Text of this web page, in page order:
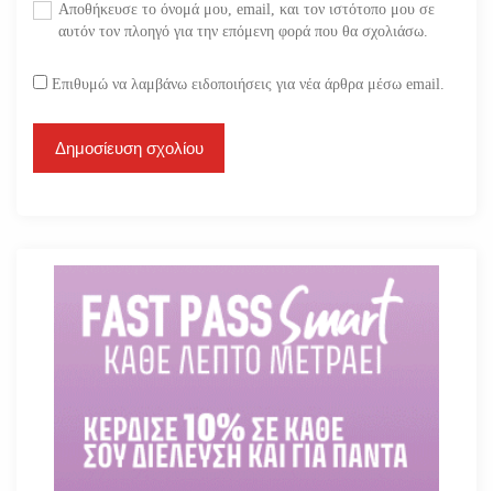
Αποθήκευσε το όνομά μου, email, και τον ιστότοπο μου σε
αυτόν τον πλοηγό για την επόμενη φορά που θα σχολιάσω.
Επιθυμώ να λαμβάνω ειδοποιήσεις για νέα άρθρα μέσω email.